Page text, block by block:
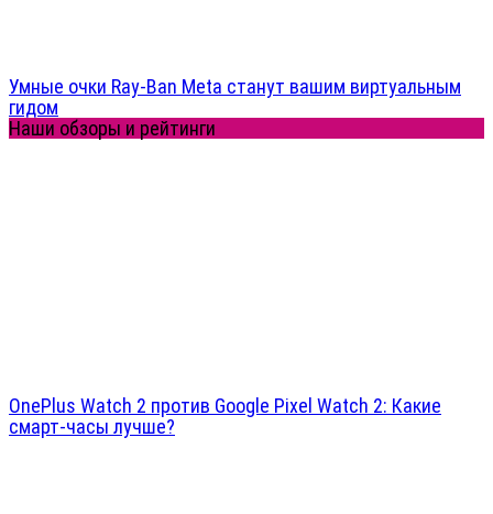
Умные очки Ray-Ban Meta станут вашим виртуальным
гидом
Наши обзоры и рейтинги
OnePlus Watch 2 против Google Pixel Watch 2: Какие
смарт-часы лучше?